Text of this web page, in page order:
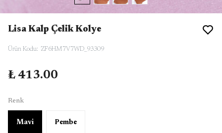
Lisa Kalp Çelik Kolye
Ürün Kodu: ZF6HM7V7WD_93309
₺ 413.00
Renk
Mavi Pembe